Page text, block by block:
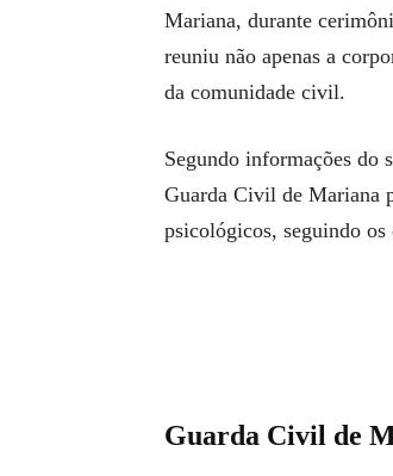
Mariana, durante
reuniu não apenas a
da comunidade civil.
Segundo informações do
Guarda Civil de Mariana
psicológicos, seguindo
Guarda Civil de